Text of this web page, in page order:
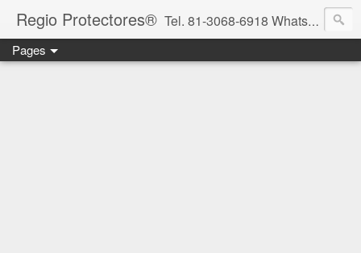
Regio Protectores® Tel. 81-3068-6918 WhatsApp 81-2636-2823 / 33-1145-3780 cotizacionregioprotectores@gmail.com / regioprotectores@gmail.com https://www.facebook.com/RegioProtectores/
Pages